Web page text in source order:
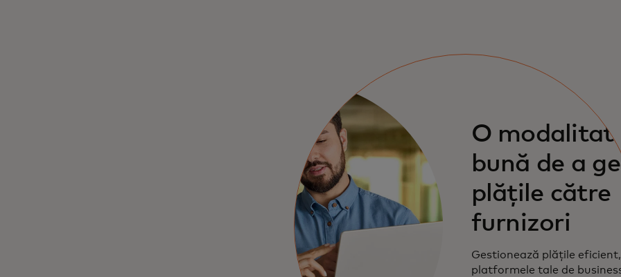
O
bună de a
plățile către
furnizori
Gestionează plățile eficient,
platformele tale de